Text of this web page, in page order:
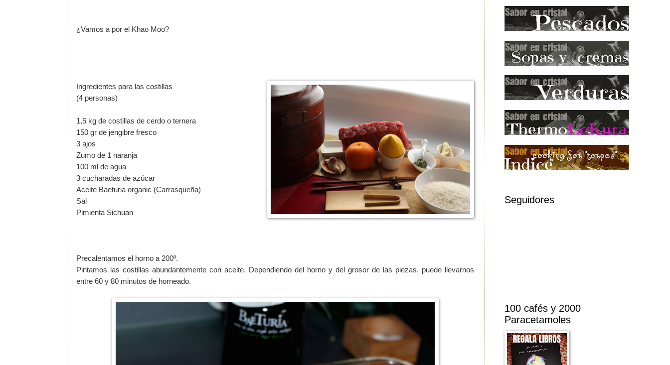
¿Vamos a por el Khao Moo?
Ingredientes para las costillas
(4 personas)
1,5 kg de costillas de cerdo o ternera
150 gr de jengibre fresco
3 ajos
Zumo de 1 naranja
100 ml de agua
3 cucharadas de azúcar
Aceite Baeturia organic (Carrasqueña)
Sal
Pimienta Sichuan
Precalentamos el horno a 200º.
Pintamos las costillas abundantemente con aceite. Dependiendo del horno y del grosor de las piezas, puede llevarnos
entre 60 y 80 minutos de horneado.
Seguidores
100 cafés y 2000
Paracetamoles